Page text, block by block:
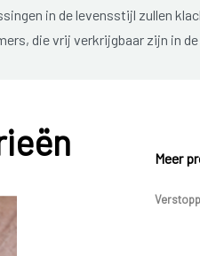
in de levensstijl zullen
die vrij verkrijgbaar zijn in
reflux komt ook vaak voor bij
Meer